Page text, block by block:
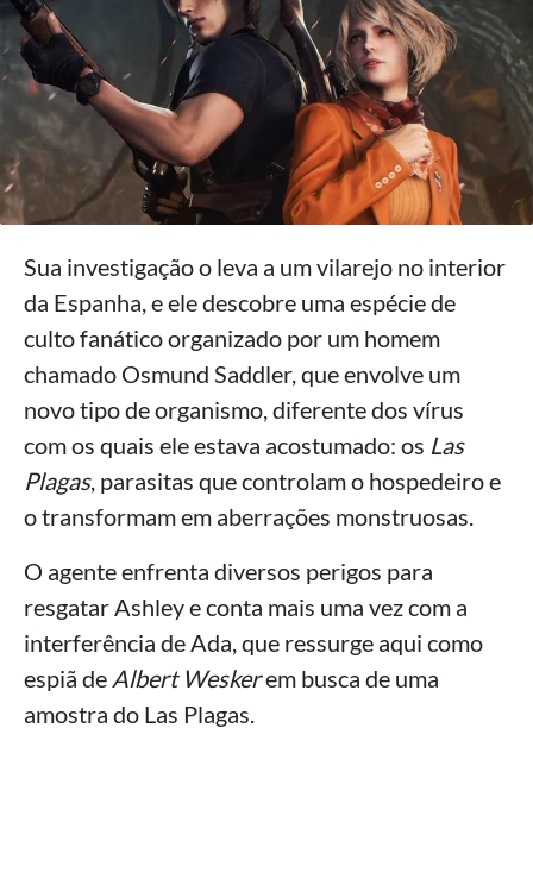
Sua investigação o leva a um vilarejo no interior
da Espanha, e ele descobre uma espécie de
culto fanático organizado por um homem
chamado Osmund Saddler, que envolve um
novo tipo de organismo, diferente dos vírus
com os quais ele estava acostumado: os Las
Plagas, parasitas que controlam o hospedeiro e
o transformam em aberrações monstruosas.
O agente enfrenta diversos perigos para
resgatar Ashley e conta mais uma vez com a
interferência de Ada, que ressurge aqui como
espiã de Albert Weskerem busca de uma
amostra do Las Plagas.